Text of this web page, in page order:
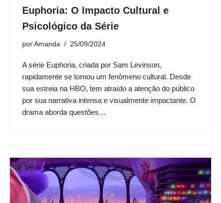
Euphoria: O Impacto Cultural e
Psicológico da Série
por Amanda 25/09/2024
A série Euphoria, criada por Sam Levinson,
rapidamente se tornou um fenômeno cultural. Desde
sua estreia na HBO, tem atraído a atenção do público
por sua narrativa intensa e visualmente impactante. O
drama aborda questões…